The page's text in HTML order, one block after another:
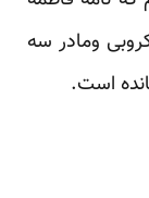
ومادر سه
است.